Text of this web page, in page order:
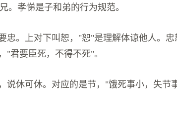
。孝悌是子和弟的行为规范。
忠。上对下叫恕，"恕"是理解体谅他人。忠
"君要臣死，不得不死"。
说休可休。对应的是节，"饿死事小，失节